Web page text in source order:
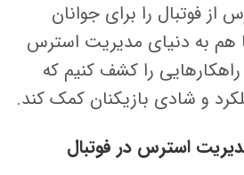
فوتبال را برای جوانان
هم به دنیای مدیریت استرس
راهکارهایی را کشف کنیم که
و شادی بازیکنان کمک کند.